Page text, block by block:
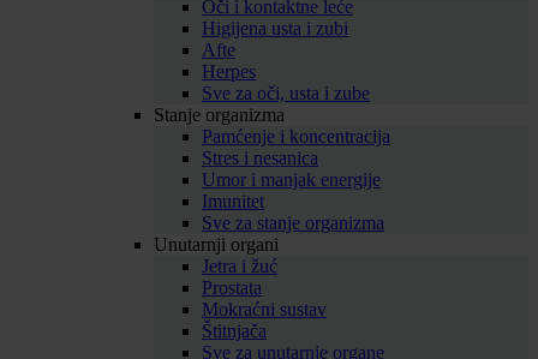
Oči i kontaktne leće
Higijena usta i zubi
Afte
Herpes
Sve za oči, usta i zube
Stanje organizma
Pamćenje i koncentracija
Stres i nesanica
Umor i manjak energije
Imunitet
Sve za stanje organizma
Unutarnji organi
Jetra i žuć
Prostata
Mokraćni sustav
Štitnjača
Sve za unutarnje organe